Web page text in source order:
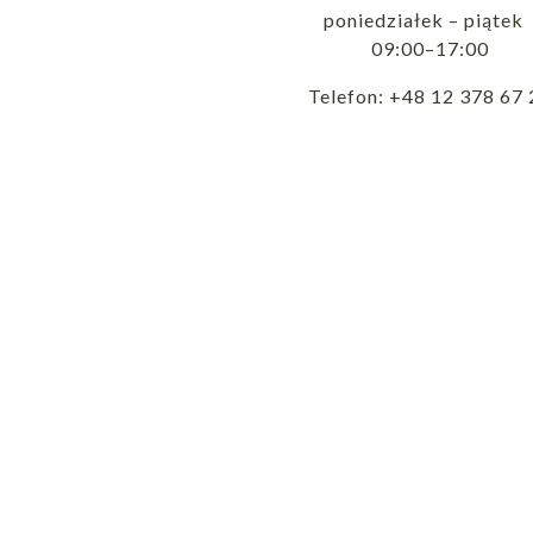
poniedziałek – piątek
09:00–17:00
Telefon: +48 12 378 67